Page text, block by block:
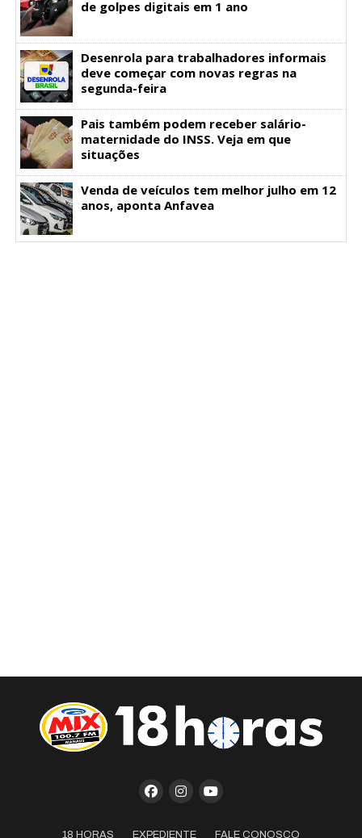
de golpes digitais em 1 ano
Desenrola para trabalhadores informais
deve começar com novas regras na
segunda-feira
Pais também podem receber salário-
maternidade do INSS. Veja em que
situações
Venda de veículos tem melhor julho em 12
anos, aponta Anfavea
18 HORAS EXPEDIENTE FALE CONOSCO